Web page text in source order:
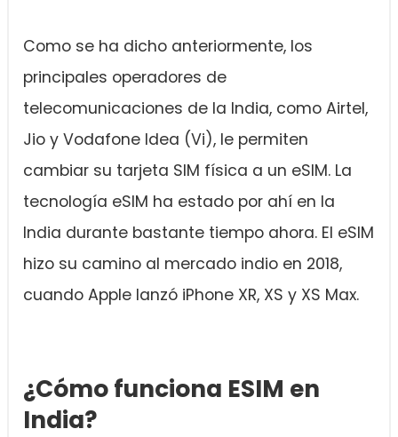
Como se ha dicho anteriormente, los
principales operadores de
telecomunicaciones de la India, como Airtel,
Jio y Vodafone Idea (Vi), le permiten
cambiar su tarjeta SIM física a un eSIM. La
tecnología eSIM ha estado por ahí en la
India durante bastante tiempo ahora. El eSIM
hizo su camino al mercado indio en 2018,
cuando Apple lanzó iPhone XR, XS y XS Max.
¿Cómo funciona ESIM en
India?